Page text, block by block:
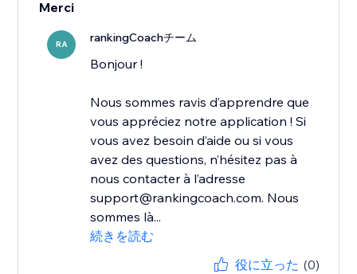
Merci
RA rankingCoachチーム
Bonjour !
Nous sommes ravis d’apprendre que
vous appréciez notre application ! Si
vous avez besoin d’aide ou si vous
avez des questions, n’hésitez pas à
nous contacter à l’adresse
support@rankingcoach.com. Nous
sommes là...
続きを読む
役に立った (0)